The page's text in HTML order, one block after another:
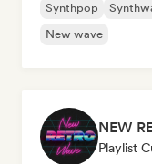
Synthpop
New wave
NEW
Playlist